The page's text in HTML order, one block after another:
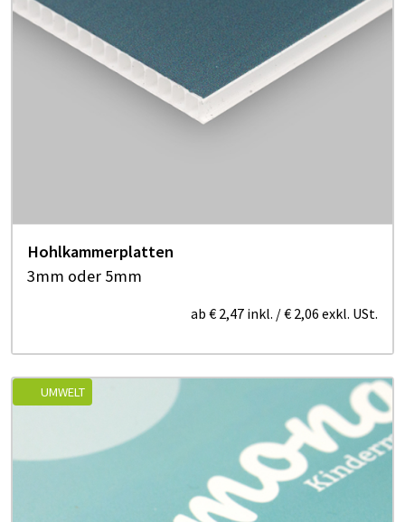
Hohlkammerplatten
3mm oder 5mm
ab € 2,47 inkl. /€ 2,06 exkl. USt.
UMWELT